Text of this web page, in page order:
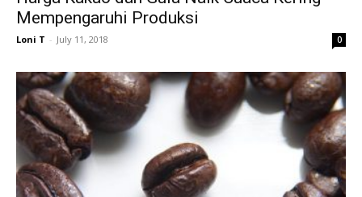
Mempengaruhi Produksi
Loni T - July 11, 2018 0